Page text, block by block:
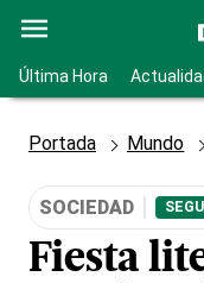
Última Hora
Portada Mundo
SOCIEDAD
Fiesta